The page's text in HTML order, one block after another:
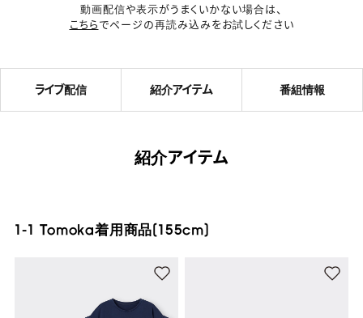
動画配信や表示がうまくいかない場合は、
こちらでページの再読み込みをお試しください
ライブ配信 紹介アイテム 番組情報
紹介アイテム
1-1 Tomoka着用商品(155cm)